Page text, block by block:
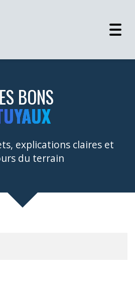
BONS
explications claires et
du terrain